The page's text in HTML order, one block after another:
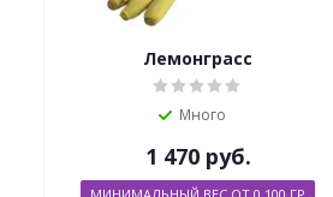
Лемонграсс
Много
1 470руб.